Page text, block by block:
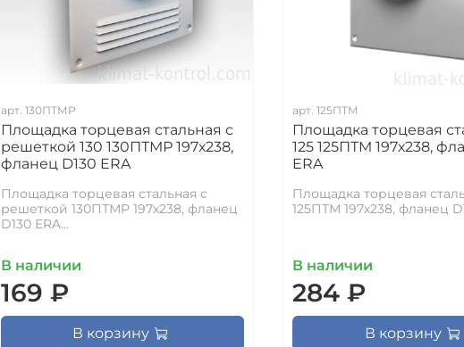
арт. 130ПТМР
Площадка торцевая стальная с
решеткой 130 130ПТМР 197х238,
фланец D130 ERA
Площадка торцевая стальная с
решеткой 130ПТМР 197х238, фланец
D130 ERA...
В наличии
169 ₽
В корзину
арт.125ПТМ
Площадка торцевая
125 125ПТМ 197х238,
ERA
Площадка торцевая
125ПТМ 197х238, фланец
В наличии
284 ₽
В корзину